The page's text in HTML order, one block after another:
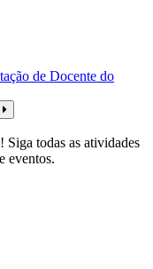
de Docente do
Siga todas as atividades
eventos.